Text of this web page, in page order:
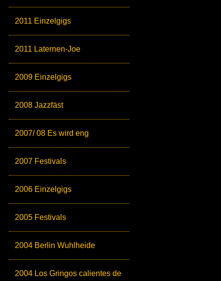
2011 Einzelgigs
2011 Laternen-Joe
2009 Einzelgigs
2008 Jazzfäst
2007/ 08 Es wird eng
2007 Festivals
2006 Einzelgigs
2005 Festivals
2004 Berlin Wuhlheide
2004 Los Gringos calientes de